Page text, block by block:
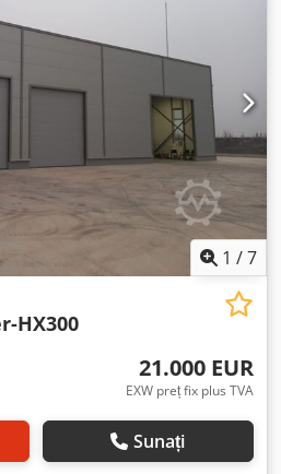
Axă B: 10 rpm Echipat cu: 2
380 V Dimensiuni (L x l x h):
3,8 t
1 /7
HX300
21.000 EUR
EXW preț fix plus TVA
Sunați